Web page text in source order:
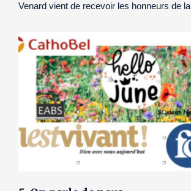
Venard vient de recevoir les honneurs de